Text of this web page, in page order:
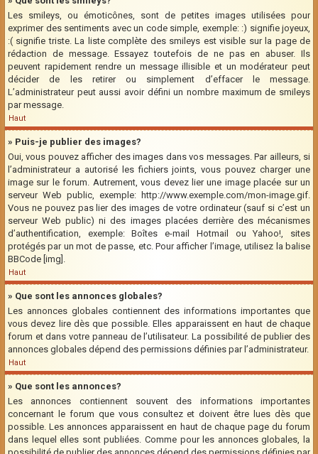
Les smileys, ou émoticônes, sont de petites images utilisées pour
exprimer des sentiments avec un code simple, exemple: :) signifie joyeux,
:( signifie triste. La liste complète des smileys est visible sur la page de
rédaction de message. Essayez toutefois de ne pas en abuser. Ils
peuvent rapidement rendre un message illisible et un modérateur peut
décider de les retirer ou simplement d’effacer le message.
L’administrateur peut aussi avoir défini un nombre maximum de smileys
par message.
Haut
» Puis-je publier des images?
Oui, vous pouvez afficher des images dans vos messages. Par ailleurs, si
l’administrateur a autorisé les fichiers joints, vous pouvez charger une
image sur le forum. Autrement, vous devez lier une image placée sur un
serveur Web public, exemple: http://www.exemple.com/mon-image.gif.
Vous ne pouvez pas lier des images de votre ordinateur (sauf si c’est un
serveur Web public) ni des images placées derrière des mécanismes
d’authentification, exemple: Boîtes e-mail Hotmail ou Yahoo!, sites
protégés par un mot de passe, etc. Pour afficher l’image, utilisez la balise
BBCode [img].
Haut
» Que sont les annonces globales?
Les annonces globales contiennent des informations importantes que
vous devez lire dès que possible. Elles apparaissent en haut de chaque
forum et dans votre panneau de l’utilisateur. La possibilité de publier des
annonces globales dépend des permissions définies par l’administrateur.
Haut
» Que sont les annonces?
Les annonces contiennent souvent des informations importantes
concernant le forum que vous consultez et doivent être lues dès que
possible. Les annonces apparaissent en haut de chaque page du forum
dans lequel elles sont publiées. Comme pour les annonces globales, la